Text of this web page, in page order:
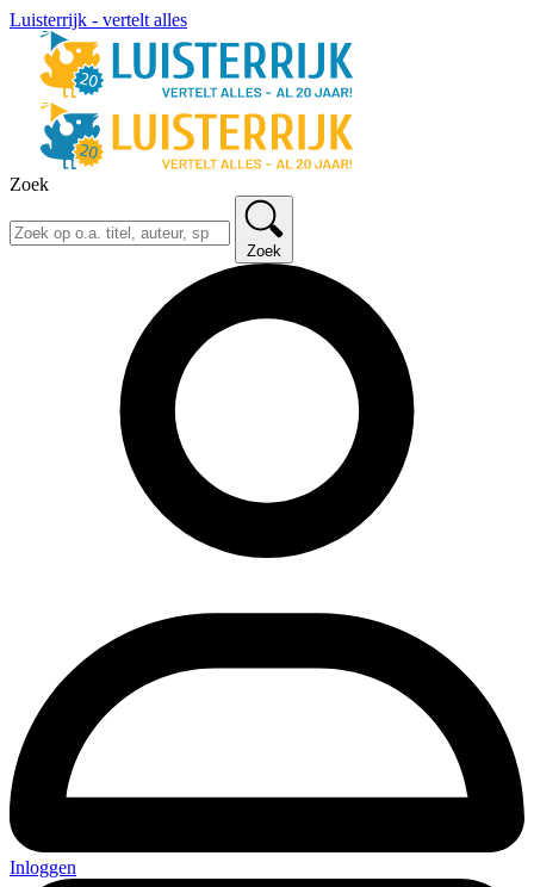
Luisterrijk - vertelt alles
Zoek
Zoek
Inloggen